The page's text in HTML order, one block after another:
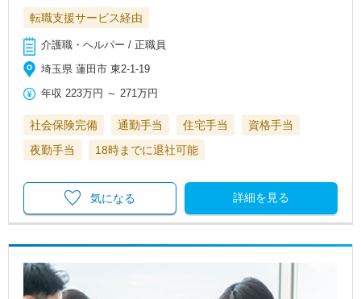
転職支援サービス経由
介護職・ヘルパー / 正職員
埼玉県 蓮田市 東2-1-19
年収 223万円 ～ 271万円
社会保険完備 通勤手当 住宅手当
資格手当
夜勤手当
18時までに退社可能
詳細を見る
気になる